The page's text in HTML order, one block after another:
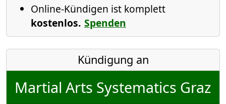
Online-Kündigen ist komplett
kostenlos. Spenden
Kündigung an
Martial Arts Systematics Graz